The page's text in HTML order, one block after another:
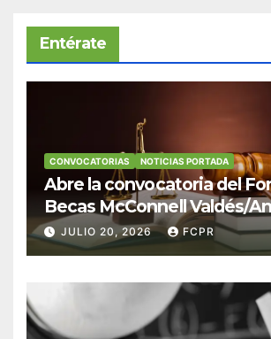
Entérate
CONVOCATORIAS NOTICIAS PORTADA
Abre la convocatoria del
Becas McConnell Valdés/
Escudero Viera para
Derecho en Puerto Rico
JULIO 20, 2026 FCPR